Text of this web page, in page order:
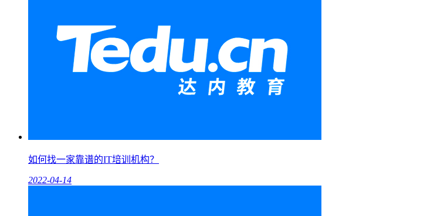
如何找一家靠谱的IT培训机构？
2022-04-14